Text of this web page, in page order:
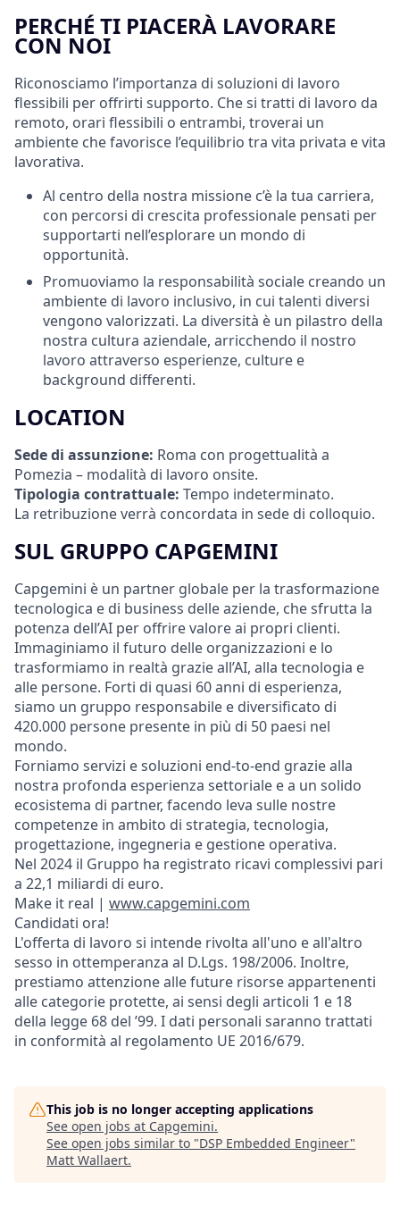
PERCHÉ TI PIACERÀ LAVORARE
CON NOI
Riconosciamo l’importanza di soluzioni di lavoro
flessibili per offrirti supporto. Che si tratti di lavoro da
remoto, orari flessibili o entrambi, troverai un
ambiente che favorisce l’equilibrio tra vita privata e vita
lavorativa.
Al centro della nostra missione c’è la tua carriera,
con percorsi di crescita professionale pensati per
supportarti nell’esplorare un mondo di
opportunità.
Promuoviamo la responsabilità sociale creando un
ambiente di lavoro inclusivo, in cui talenti diversi
vengono valorizzati. La diversità è un pilastro della
nostra cultura aziendale, arricchendo il nostro
lavoro attraverso esperienze, culture e
background differenti.
LOCATION
Sede di assunzione: Roma con progettualità a
Pomezia – modalità di lavoro onsite.
Tipologia contrattuale: Tempo indeterminato.
La retribuzione verrà concordata in sede di colloquio.
SUL GRUPPO CAPGEMINI
Capgemini è un partner globale per la trasformazione
tecnologica e di business delle aziende, che sfrutta la
potenza dell’AI per offrire valore ai propri clienti.
Immaginiamo il futuro delle organizzazioni e lo
trasformiamo in realtà grazie all’AI, alla tecnologia e
alle persone. Forti di quasi 60 anni di esperienza,
siamo un gruppo responsabile e diversificato di
420.000 persone presente in più di 50 paesi nel
mondo.
Forniamo servizi e soluzioni end-to-end grazie alla
nostra profonda esperienza settoriale e a un solido
ecosistema di partner, facendo leva sulle nostre
competenze in ambito di strategia, tecnologia,
progettazione, ingegneria e gestione operativa.
Nel 2024 il Gruppo ha registrato ricavi complessivi pari
a 22,1 miliardi di euro.
Make it real | www.capgemini.com
Candidati ora!
L'offerta di lavoro si intende rivolta all'uno e all'altro
sesso in ottemperanza al D.Lgs. 198/2006. Inoltre,
prestiamo attenzione alle future risorse appartenenti
alle categorie protette, ai sensi degli articoli 1 e 18
della legge 68 del ’99. I dati personali saranno trattati
in conformità al regolamento UE 2016/679.
This job is no longer accepting applications
See open jobs at Capgemini.
See open jobs similar to "DSP Embedded Engineer"
Matt Wallaert.